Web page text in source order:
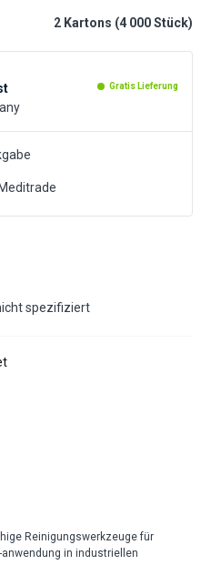
2 Kartons (4 000Stück)
Gratis Lieferung
spezifiziert
Reinigungswerkzeuge für
in industriellen